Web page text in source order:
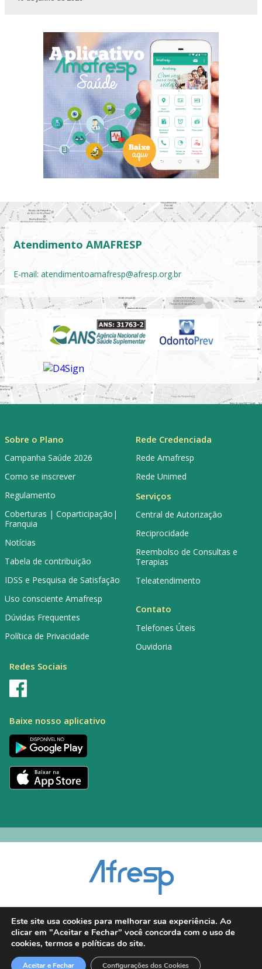
Atendimento AMAFRESP
E-mail: atendimentoamafresp@afresp.org.br
Sobre o Plano
Campanha Saúde 2026
Como se inscrever
Regulamento
Coberturas | Coparticipação|
Franquia
Notícias
Tabela de contribuição
IDSS e Pesquisa de Satisfação
Uso consciente Amafresp
Dúvidas Frequentes
Política de Privacidade
Rede Credenciada
Rede Amafresp
Rede Unimed
Serviços
Central de Autorização
Reciprocidade
Reembolso de Consultas e
Terapias
Teleatendimento
Contato
Telefones Úteis
Ouvidoria
Redes Sociais
Baixe nosso aplicativo
dpo@afresp.org.br
Diretor Técnico: Antonio Carlos Aparecido. CRM: 54.464
Este site usa cookies para melhorar sua experiência. Ao
clicar em "Aceitar e Fechar" você concorda com o uso de
cookies, termos e políticas do site.
Aceitar e Fechar Configurações dos Cookies